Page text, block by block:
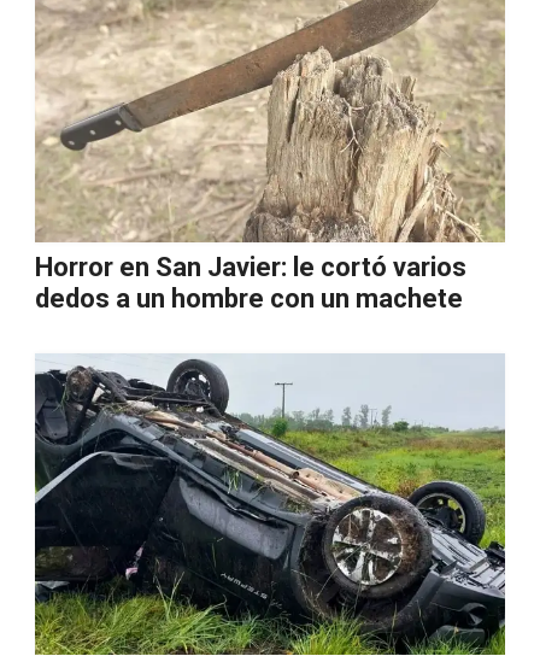
Horror en San Javier: le cortó varios
dedos a un hombre con un machete